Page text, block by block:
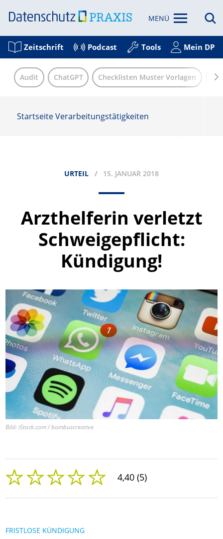
MENÜ
Zeitschrift Podcast Tools Mein DP
Audit ChatGPT Checklisten Muster Vorlagen
StartseiteVerarbeitungstätigkeiten
URTEIL 15. JANUAR 2018
Arzthelferin verletzt
Schweigepflicht:
Kündigung!
Bild: iStock.com / bombuscreative
4,40 (5)
FRISTLOSE KÜNDIGUNG